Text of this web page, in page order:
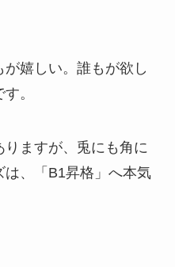
嬉しい。誰もが欲し
。
ますが、兎にも角に
は、「B1昇格」へ本気